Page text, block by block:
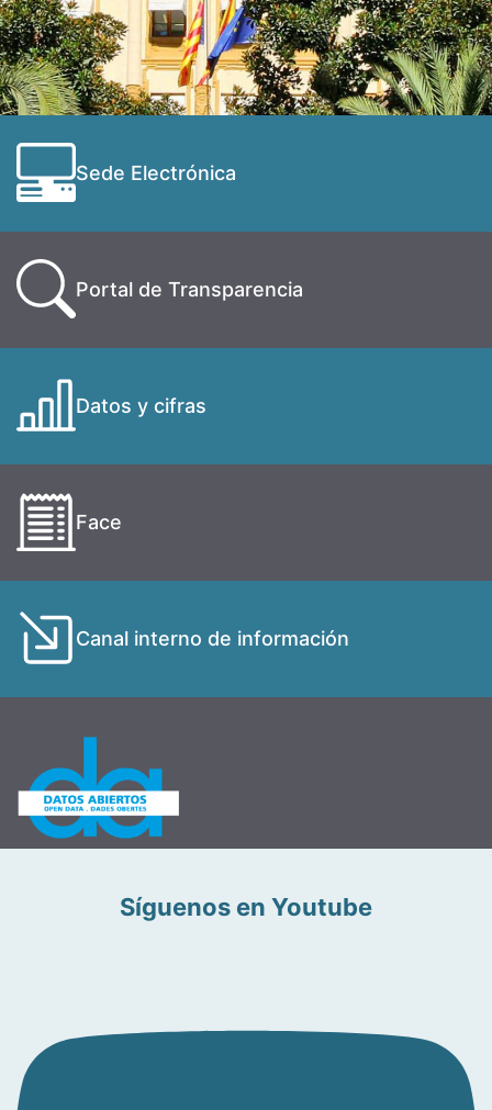
Sede Electrónica
Portal de Transparencia
Datos y cifras
Face
Canal interno de información
Síguenos en Youtube